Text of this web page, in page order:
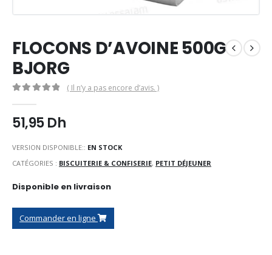
FLOCONS D’AVOINE 500G
BJORG
( Il n’y a pas encore d’avis. )
51,95Dh
VERSION DISPONIBLE:: EN STOCK
CATÉGORIES : BISCUITERIE & CONFISERIE, PETIT DÉJEUNER
Disponible en livraison
Commander en ligne